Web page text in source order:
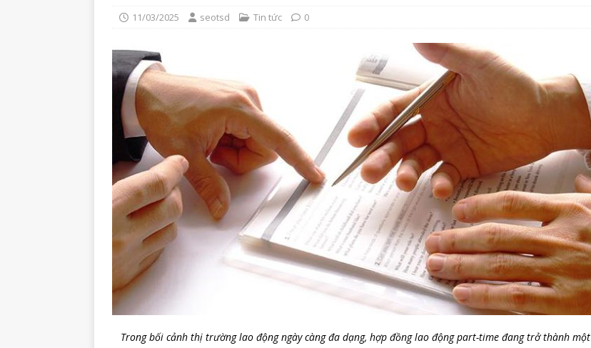
11/03/2025 seotsd Tin tức 0
Trong bối cảnh thị trường lao động ngày càng đa dạng, hợp đồng lao động part-time đang trở thành một